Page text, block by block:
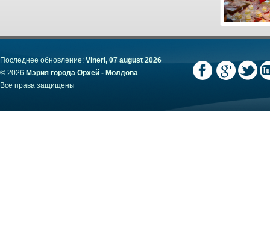
Последнее обновление: Vineri, 07 august 2026
© 2026 Мэрия города Орхей - Молдова
Все права защищены